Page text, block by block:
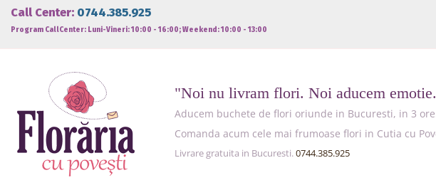
Call Center: 0744.385.925
Program CallCenter: Luni-Vineri: 10:00 - 16:00; Weekend: 10:00 - 13:00
"Noi nu livram flori. Noi aducem
Aducem buchete de flori oriunde in Bucuresti, in 3
Comanda acum cele mai frumoase flori in Cutia cu
Livrare gratuita in Bucuresti. 0744.385.925